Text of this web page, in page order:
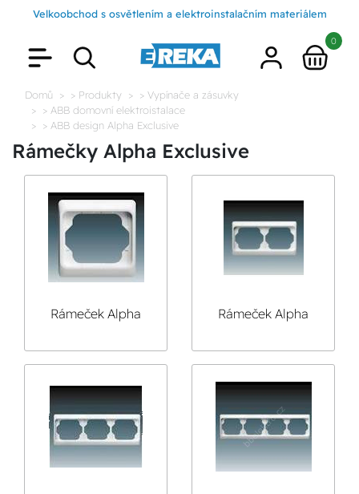
Velkoobchod s osvětlením a elektroinstalačním materiálem
0
Domů > Produkty
> Vypínače a zásuvky
> ABB domovní elektroistalace
> ABB design Alpha Exclusive
Rámečky Alpha Exclusive
Rámeček Alpha
jednonásobný
Rámeček Alpha
dvojnásobný